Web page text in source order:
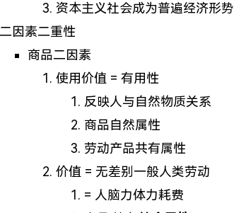
资本主义社会成为普遍经济形势
二因素二重性
商品二因素
使用价值 = 有用性
反映人与自然物质关系
商品自然属性
劳动产品共有属性
价值 = 无差别一般人类劳动
= 人脑力体力耗费